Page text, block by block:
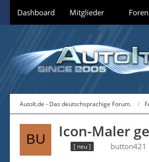
Dashboard Mitglieder
AutoIt.de - Das deutschsprachige Forum.
Icon-Maler
[ neu ] button421